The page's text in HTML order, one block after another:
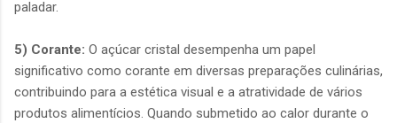
paladar.
5) Corante: O açúcar cristal desempenha um papel
significativo como corante em diversas preparações culinárias,
contribuindo para a estética visual e a atratividade de vários
produtos alimentícios. Quando submetido ao calor durante o